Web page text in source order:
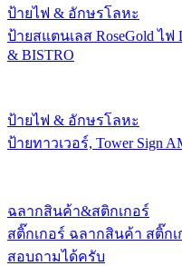
ป้ายไฟ & อักษรโลหะ
ป้ายสแตนเลส RoseGold ไ
& BISTRO
ป้ายไฟ & อักษรโลหะ
ป้ายทาวเวอร์, Tower Sign
ฉลากสินค้า&สติกเกอร์
สติ๊กเกอร์ ฉลากสินค้า สติ๊ก
สอบถามได้ครับ